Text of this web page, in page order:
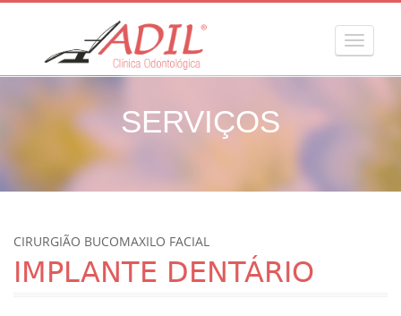
MENU
SERVIÇOS
CIRURGIÃO BUCOMAXILO FACIAL
IMPLANTE DENTÁRIO